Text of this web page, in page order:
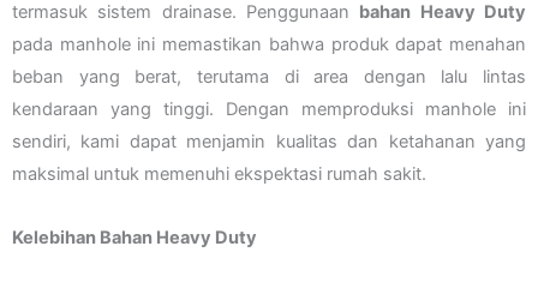
termasuk sistem drainase. Penggunaan bahan Heavy Duty
pada manhole ini memastikan bahwa produk dapat menahan
beban yang berat, terutama di area dengan lalu lintas
kendaraan yang tinggi. Dengan memproduksi manhole ini
sendiri, kami dapat menjamin kualitas dan ketahanan yang
maksimal untuk memenuhi ekspektasi rumah sakit.
Kelebihan Bahan Heavy Duty